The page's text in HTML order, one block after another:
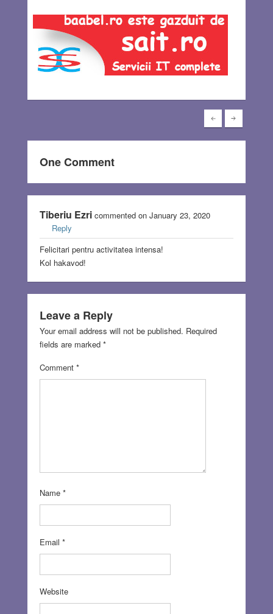
One Comment
Tiberiu Ezricommented on January 23, 2020
Reply
Felicitari pentru activitatea intensa!
Kol hakavod!
Leave a Reply
Your email address will not be published. Required
fields are marked *
Comment *
Name *
Email *
Website